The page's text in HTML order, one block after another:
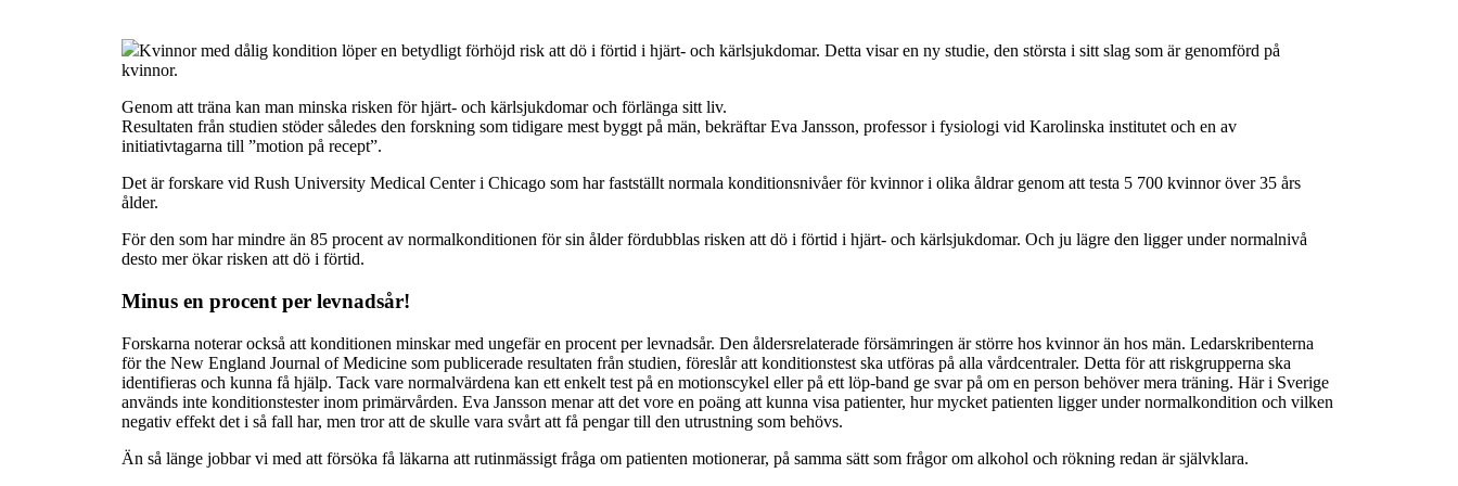
Kvinnor med dålig kondition löper en betydligt förhöjd risk att dö i förtid i hjärt- och kärlsjukdomar. Detta visar en ny studie, den största i sitt slag som är genomförd på
kvinnor.
Genom att träna kan man minska risken för hjärt- och kärlsjukdomar och förlänga sitt liv.
Resultaten från studien stöder således den forskning som tidigare mest byggt på män, bekräftar Eva Jansson, professor i fysiologi vid Karolinska institutet och en av
initiativtagarna till ”motion på recept”.
Det är forskare vid Rush University Medical Center i Chicago som har fastställt normala konditionsnivåer för kvinnor i olika åldrar genom att testa 5 700 kvinnor över 35 års
ålder.
För den som har mindre än 85 procent av normalkonditionen för sin ålder fördubblas risken att dö i förtid i hjärt- och kärlsjukdomar. Och ju lägre den ligger under normalnivå
desto mer ökar risken att dö i förtid.
Minus en procent per levnadsår!
Forskarna noterar också att konditionen minskar med ungefär en procent per levnadsår. Den åldersrelaterade försämringen är större hos kvinnor än hos män. Ledarskribenterna
för the New England Journal of Medicine som publicerade resultaten från studien, föreslår att konditionstest ska utföras på alla vårdcentraler. Detta för att riskgrupperna ska
identifieras och kunna få hjälp. Tack vare normalvärdena kan ett enkelt test på en motionscykel eller på ett löp-band ge svar på om en person behöver mera träning. Här i Sverige
används inte konditionstester inom primärvården. Eva Jansson menar att det vore en poäng att kunna visa patienter, hur mycket patienten ligger under normalkondition och vilken
negativ effekt det i så fall har, men tror att de skulle vara svårt att få pengar till den utrustning som behövs.
Än så länge jobbar vi med att försöka få läkarna att rutinmässigt fråga om patienten motionerar, på samma sätt som frågor om alkohol och rökning redan är självklara.